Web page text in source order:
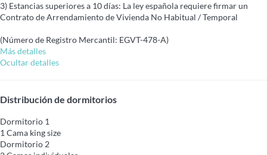
3) Estancias superiores a 10 días: La ley española requiere firmar un
Contrato de Arrendamiento de Vivienda No Habitual / Temporal
(Número de Registro Mercantil: EGVT-478-A)
Más detalles
Ocultar detalles
Distribución de dormitorios
Dormitorio 1
1 Cama king size
Dormitorio 2